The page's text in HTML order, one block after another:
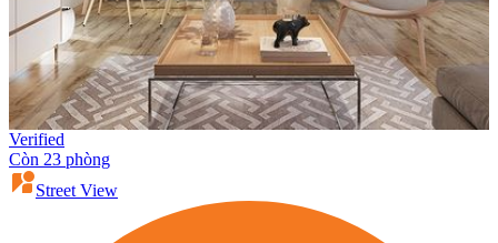
Verified
Còn 23 phòng
Street View